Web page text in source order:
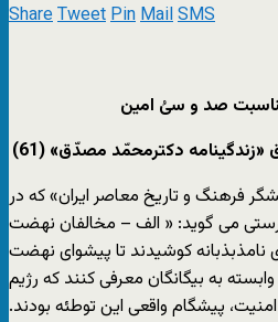
ShareTweetPinMailSMS
دکترمحمّد مصدّق» (61)
فرهنگ و تاریخ معاصر ایران» که در
می گوید: « الف – مخالفان ‏نهضت
نامذبذبانه ‏کوشیدند تا پیشوای نهضت
به بیگانگان معرفی ‏کنند که ‏رژیم
پیشگام واقعی این توطئه بودند.‏